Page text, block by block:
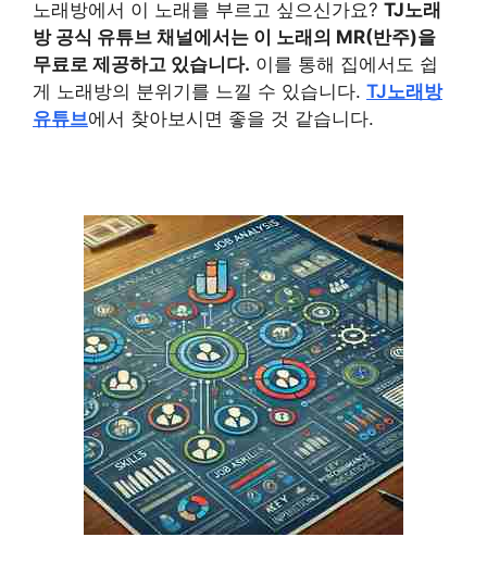
노래방에서 이 노래를 부르고 싶으신가요? TJ노래
방 공식 유튜브 채널에서는 이 노래의 MR(반주)을
무료로 제공하고 있습니다. 이를 통해 집에서도 쉽
게 노래방의 분위기를 느낄 수 있습니다. TJ노래방
유튜브에서 찾아보시면 좋을 것 같습니다.